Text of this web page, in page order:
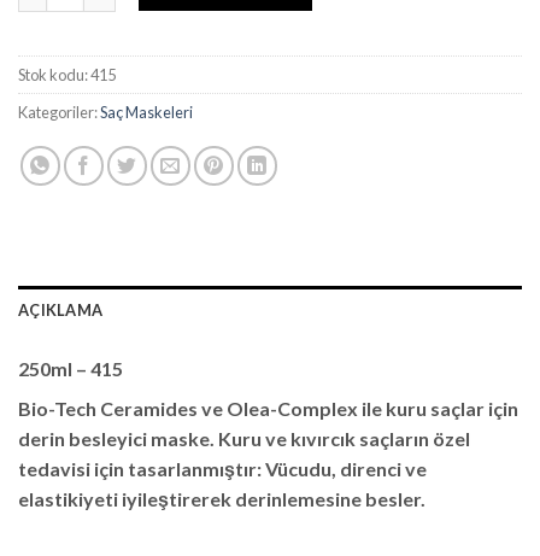
Stok kodu:415
Kategoriler:Saç Maskeleri
AÇIKLAMA
250ml – 415
Bio-Tech Ceramides ve Olea-Complex ile kuru saçlar için
derin besleyici maske. Kuru ve kıvırcık saçların özel
tedavisi için tasarlanmıştır: Vücudu, direnci ve
elastikiyeti iyileştirerek derinlemesine besler.